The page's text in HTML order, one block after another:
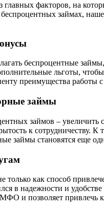
факторов, на
займах,
беспроцентные
льготы,
преимущества работы
займы
займов –
к сотрудничеству.
займы становятся еще
как способ
в надежности и
и позволяет привлечь